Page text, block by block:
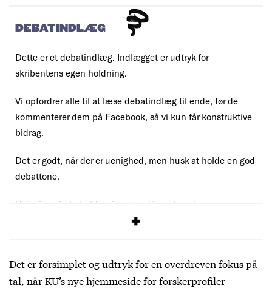
DEBATINDLÆG
Dette er et debatindlæg. Indlægget er udtryk for
skribentens egen holdning.
Vi opfordrer alle til at læse debatindlæg til ende, før de
kommenterer dem på Facebook, så vi kun får konstruktive
bidrag.
Det er godt, når der er uenighed, men husk at holde en god
debattone.
Uniavisen forbeholder sig retten til at slette kommentarer,
debatregler
Det er forsimplet og udtryk for en overdreven fokus på
tal, når KU’s nye hjemmeside for forskerprofiler